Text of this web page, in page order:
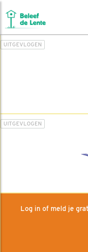
UITGEVLOGEN
UITGEVLOGEN
Log in of meld je